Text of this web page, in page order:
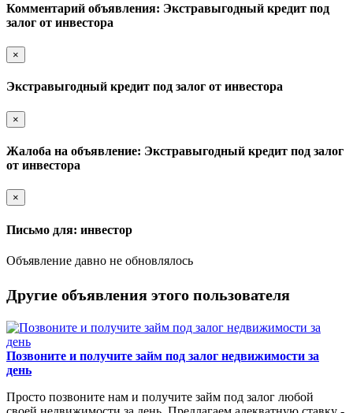
Комментарий объявления: Экстравыгодный кредит под
залог от инвестора
×
Экстравыгодный кредит под залог от инвестора
×
Жалоба на объявление: Экстравыгодный кредит под залог
от инвестора
×
Письмо для: инвестор
Объявление давно не обновлялось
Другие объявления этого пользователя
Позвоните и получите займ под залог недвижимости за
день
Просто позвоните нам и получите займ под залог любой